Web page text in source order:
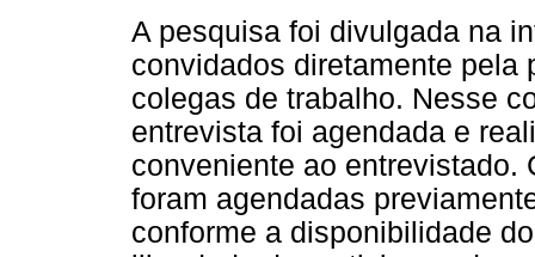
A pesquisa foi divulgada na
convidados diretamente pela
colegas de trabalho. Nesse
entrevista foi agendada e
conveniente ao entrevistado.
foram agendadas
conforme a disponibilidade